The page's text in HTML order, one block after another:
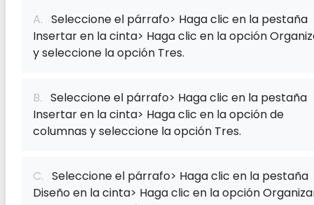
A. Seleccione el párrafo> Haga clic en la pestaña
Insertar en la cinta> Haga clic en la opción
y seleccione la opción Tres.
B. Seleccione el párrafo> Haga clic en la pestaña
Insertar en la cinta> Haga clic en la opción de
columnas y seleccione la opción Tres.
C. Seleccione el párrafo> Haga clic en la pestaña
Diseño en la cinta> Haga clic en la opción